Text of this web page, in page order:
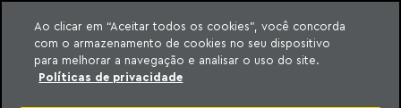
o conteúdo
Meyer
Ao clicar em “Aceitar todos os cookies”, você concorda
com o armazenamento de cookies no seu dispositivo
para melhorar a navegação e analisar o uso do site.
Políticas de privacidade